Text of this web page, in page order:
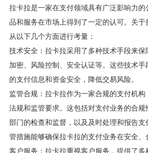
拉卡拉是一家在支付领域具有广泛影响力
品和服务在市场上得到了一定的认可。关
从以下几个方面进行考量：
技术安全：拉卡拉采用了多种技术手段来
加密、风险控制、安全认证等。这些技术
的支付信息和资金安全，降低交易风险。
监管合规：拉卡拉作为一家合规的支付机
法规和监管要求。这包括对支付业务的合
部门的检查和监督，以及及时处理和报告
管措施能够确保拉卡拉的支付业务在安全、
客户服务：拉卡拉重视客户服务，提供了